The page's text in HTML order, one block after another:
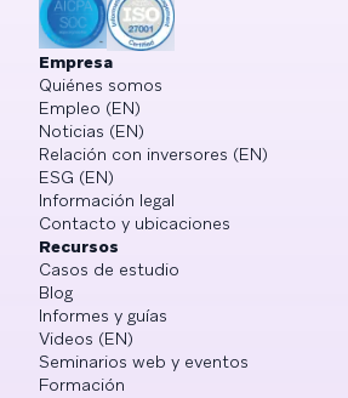
Empresa
Quiénes somos
Empleo (EN)
Noticias (EN)
Relación con inversores (EN)
ESG (EN)
Información legal
Contacto y ubicaciones
Recursos
Casos de estudio
Blog
Informes y guías
Videos (EN)
Seminarios web y eventos
Formación